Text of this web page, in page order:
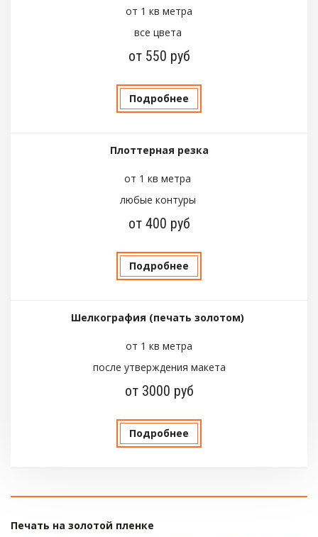
от 1 кв метра
все цвета
от 550 руб
Подробнее
Плоттерная резка
от 1 кв метра
любые контуры
от 400 руб
Подробнее
Шелкография (печать золотом)
от 1 кв метра
после утверждения макета
от 3000 руб
Подробнее
Печать на золотой пленке